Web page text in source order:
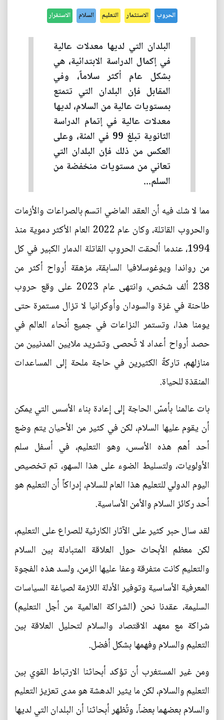
الحروب الاستثمار التعليم السلام الاستقرار
البلدان التي لديها معدلات عالية
في إكمال الدراسة الابتدائية، هي
بشكل عام أكثر سلاماً، وفي
المقابل فإن البلدان التي تتمتع
بمستويات عالية من السلام، لديها
معدلات عالية في إتمام الدراسة
الثانوية تبلغ 99 في المئة، وعلى
العكس من ذلك فإن البلدان التي
تعاني من مستويات منخفضة من
السلم...
مما لا شك فيه أن العقد الماضي اتسم بالصراعات والأزمات
والحروب القاتلة، وكان عام 2022 العام الأكثر دموية منذ
1994، عندما ألحقت الحروب القاتلة الدمار الكبير في كل
من رواندا ويوغوسلافيا السابقة، مزهقة أرواح أكثر من
238 ألف شخص، وانتهى عام 2023 على وقع حروب
طاحنة في غزة والسودان وأوكرانيا لا تزال مستمرة حتى
يومنا هذا، وتستمر النزاعات في جميع أنحاء العالم في
حصد أرواح أعداد لا تُحصى وتشريد ملايين المدنيين من
منازلهم، تاركةً الكثيرين في حاجة ملحة إلى المساعدات
المنقذة للحياة.
بات عالمنا بأمسّ الحاجة إلى إعادة بناء الأسس التي يمكن
أن يقوم عليها السلام، لكن في كثير من الأحيان يتم وضع
أحد أهم هذه الأسس، وهو التعليم، في أسفل سلم
الأولويات، ولتسليط الضوء على هذا السهو، تم تخصيص
اليوم الدولي للتعليم هذا العام للسلام، إدراكاً أن التعليم هو
أحد ركائز السلام والأمن الأساسية.
لقد سال حبر كثير على الآثار الكارثية للصراع على التعليم،
لكن معظم الأبحاث حول العلاقة المتبادلة بين السلام
والتعليم كانت متفرقة وعفا عليها الزمن، ولسد هذه الفجوة
المعرفية الأساسية وتوفير الأدلة اللازمة لصياغة السياسات
السليمة، عقدنا نحن (الشراكة العالمية من أجل التعليم)
شراكة مع معهد الاقتصاد والسلام لتحليل العلاقة بين
التعليم والسلام وفهمها بشكل أفضل.
ومن غير المستغرب أن تؤكد أبحاثنا الارتباط القوي بين
التعليم والسلام، لكن ما يثير الدهشة هو مدى تعزيز التعليم
والسلام بعضهما بعضاً، وتُظهر أبحاثنا أن البلدان التي لديها